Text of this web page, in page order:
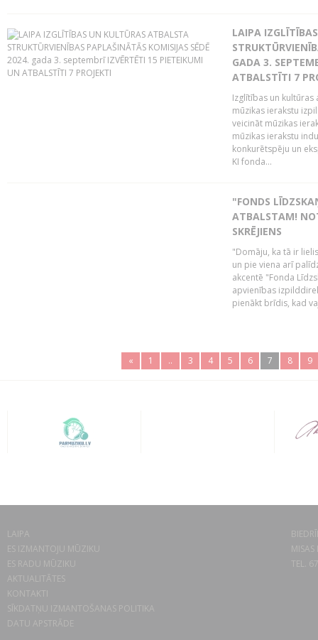
LAIPA
GADA 3.
ATBALSTĪTI 7
Izglītības un
mūzikas ierakstu
veicināt mūzikas
mūzikas ierakstu
konkurētspēju un
KI fonda...
"FONDS
ATBALSTAM!
SKRĒJIENS
"Domāju, ka tā ir
un pie viena arī
akcentē "Fonda
apvienības
pienākt brīdis, kad
« 1 .. 3 4 5 6 7 8 9
LAIPA
ES IZMANTOJU MŪZIKU
ES RADU MŪZIKU
AKTUALITĀTES
KONTAKTI
SĪKDATŅU IZMANTOŠANAS POLITIKA
DATU APSTRĀDE
TEL.